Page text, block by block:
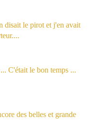
disait le pirot et j'en avait
C'était le bon temps ...
des belles et grande